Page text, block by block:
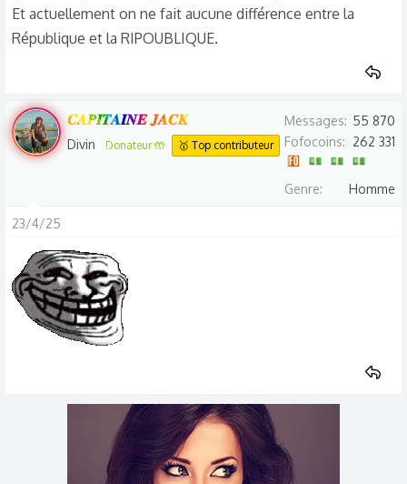
Et actuellement on ne fait aucune différence entre la
République et la RIPOUBLIQUE.
𝑪𝑨𝑷𝑰𝑻𝑨𝑰𝑵𝑬 𝑱𝑨𝑪𝑲
Divin Donateur 🤲 🥇 Top contributeur
Messages
55 870
Fofocoins
262 331
Genre Homme
23/4/25